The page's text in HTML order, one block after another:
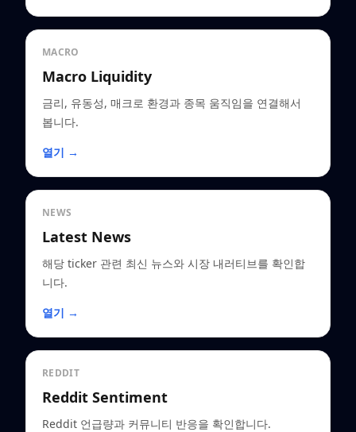
MACRO
Macro Liquidity
금리, 유동성, 매크로 환경과 종목 움직임을 연결해서
봅니다.
열기 →
NEWS
Latest News
해당 ticker 관련 최신 뉴스와 시장 내러티브를 확인합
니다.
열기 →
REDDIT
Reddit Sentiment
Reddit 언급량과 커뮤니티 반응을 확인합니다.